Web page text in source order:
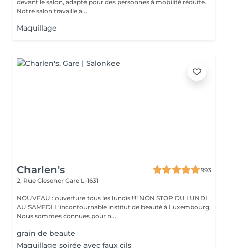
devant le salon, adapté pour des personnes à mobilité réduite.
Notre salon travaille a...
Maquillage
Charlen's
993
2, Rue Glesener Gare L-1631
NOUVEAU : ouverture tous les lundis !!!! NON STOP DU LUNDI
AU SAMEDI L'incontournable institut de beauté à Luxembourg.
Nous sommes connues pour n...
grain de beaute
Maquillage soirée avec faux cils